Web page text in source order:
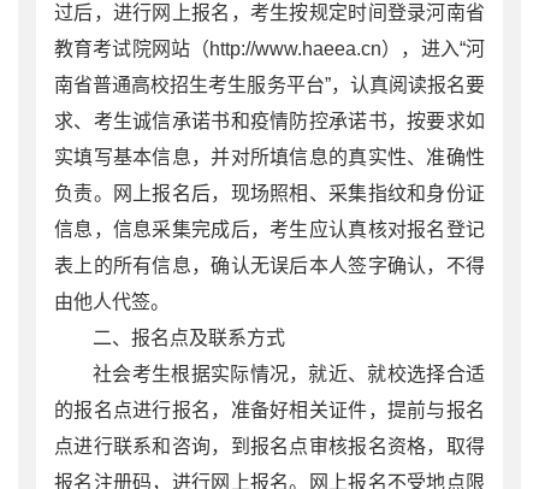
过后，进行网上报名，考生按规定时间登录河南省
教育考试院网站（http://www.haeea.cn），进入“河
南省普通高校招生考生服务平台”，认真阅读报名要
求、考生诚信承诺书和疫情防控承诺书，按要求如
实填写基本信息，并对所填信息的真实性、准确性
负责。网上报名后，现场照相、采集指纹和身份证
信息，信息采集完成后，考生应认真核对报名登记
表上的所有信息，确认无误后本人签字确认，不得
由他人代签。
二、报名点及联系方式
社会考生根据实际情况，就近、就校选择合适
的报名点进行报名，准备好相关证件，提前与报名
点进行联系和咨询，到报名点审核报名资格，取得
报名注册码，进行网上报名。网上报名不受地点限